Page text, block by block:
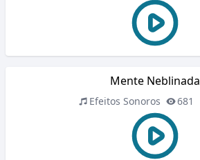
Mente Neblinada
Efeitos Sonoros 681